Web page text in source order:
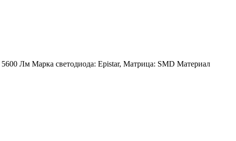
Лм Марка светодиода: Epistar, Матрица: SMD Материал